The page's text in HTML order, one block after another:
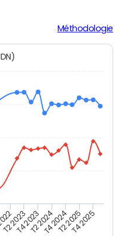
Méthodologie
T2 2023T4 2023T2 2024T4 2024T2 2025T4 2025